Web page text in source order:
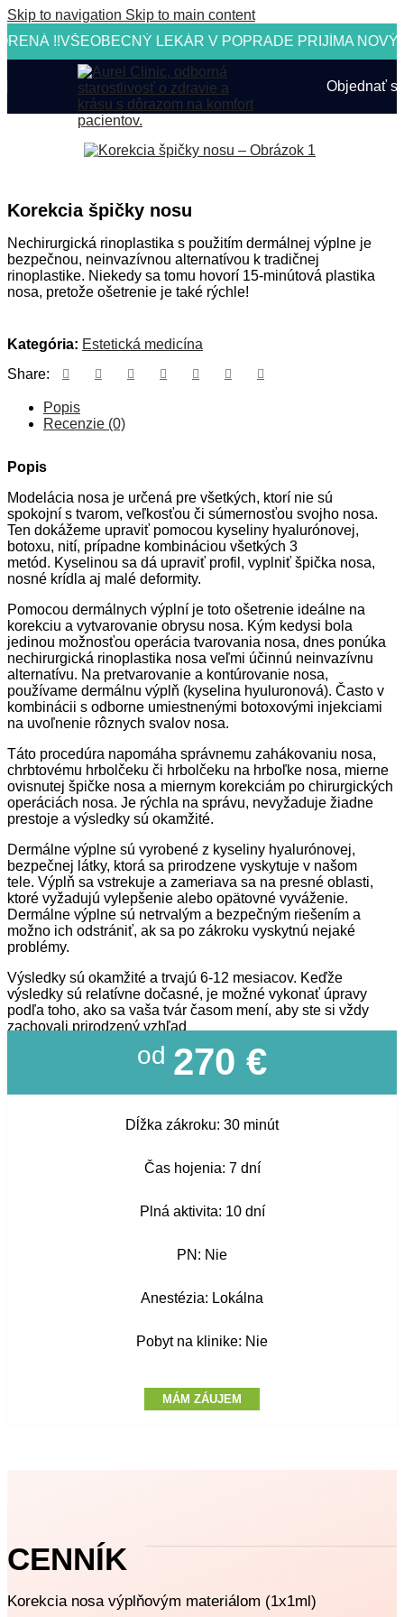
Skip to navigation Skip to main content
!!VŠEOBECNÝ LEKÁR V POPRADE PRIJÍMA NOVÝCH
Objednať
Korekcia špičky nosu
Nechirurgická rinoplastika s použitím dermálnej výplne je
bezpečnou, neinvazívnou alternatívou k tradičnej
rinoplastike. Niekedy sa tomu hovorí 15-minútová plastika
nosa, pretože ošetrenie je také rýchle!
Kategória: Estetická medicína
Share:
Popis
Recenzie (0)
Popis
Modelácia nosa je určená pre všetkých, ktorí nie sú
spokojní s tvarom, veľkosťou či súmernosťou svojho nosa.
Ten dokážeme upraviť pomocou kyseliny hyalurónovej,
botoxu, nití, prípadne kombináciou všetkých 3
metód. Kyselinou sa dá upraviť profil, vyplniť špička nosa,
nosné krídla aj malé deformity.
Pomocou dermálnych výplní je toto ošetrenie ideálne na
korekciu a vytvarovanie obrysu nosa. Kým kedysi bola
jedinou možnosťou operácia tvarovania nosa, dnes ponúka
nechirurgická rinoplastika nosa veľmi účinnú neinvazívnu
alternatívu. Na pretvarovanie a kontúrovanie nosa,
používame dermálnu výplň (kyselina hyuluronová). Často v
kombinácii s odborne umiestnenými botoxovými injekciami
na uvoľnenie rôznych svalov nosa.
Táto procedúra napomáha správnemu zahákovaniu nosa,
chrbtovému hrbolčeku či hrbolčeku na hrboľke nosa, mierne
ovisnutej špičke nosa a miernym korekciám po chirurgických
operáciách nosa. Je rýchla na správu, nevyžaduje žiadne
prestoje a výsledky sú okamžité.
Dermálne výplne sú vyrobené z kyseliny hyalurónovej,
bezpečnej látky, ktorá sa prirodzene vyskytuje v našom
tele. Výplň sa vstrekuje a zameriava sa na presné oblasti,
ktoré vyžadujú vylepšenie alebo opätovné vyváženie.
Dermálne výplne sú netrvalým a bezpečným riešením a
možno ich odstrániť, ak sa po zákroku vyskytnú nejaké
problémy.
Výsledky sú okamžité a trvajú 6-12 mesiacov. Keďže
výsledky sú relatívne dočasné, je možné vykonať úpravy
podľa toho, ako sa vaša tvár časom mení, aby ste si vždy
zachovali prirodzený vzhľad
od 270 €
Dĺžka zákroku: 30 minút
Čas hojenia: 7 dní
Plná aktivita: 10 dní
PN: Nie
Anestézia: Lokálna
Pobyt na klinike: Nie
MÁM ZÁUJEM
CENNÍK
Korekcia nosa výplňovým materiálom (1x1ml)